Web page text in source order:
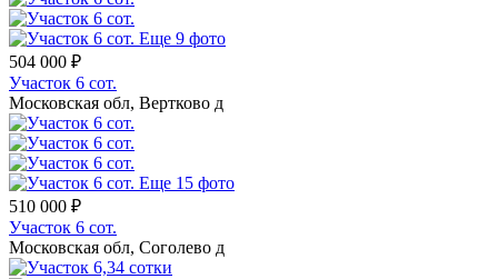
Еще 9 фото
504 000 ₽
Участок 6 сот.
Московская обл, Вертково д
Еще 15 фото
510 000 ₽
Участок 6 сот.
Московская обл, Соголево д